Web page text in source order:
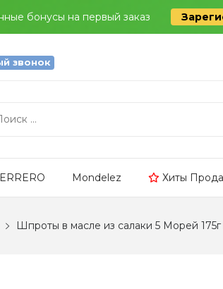
бонусы на первый заказ
звонок
Mondelez Хиты
Шпроты в масле из салаки 5 Морей 175г